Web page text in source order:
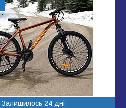
Залишилось 24 дні